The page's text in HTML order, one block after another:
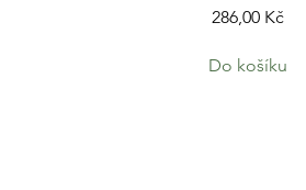
Cena
286,00 Kč
Do košíku